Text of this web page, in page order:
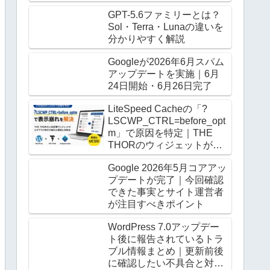
GPT-5.6ファミリーとは？
Sol・Terra・Lunaの違いを
分かりやすく解説
Googleが2026年6月スパム
アップデートを実施｜6月
24日開始・6月26日完了
LiteSpeed Cacheの「?
LSCWP_CTRL=before_opt
m」で原因を特定｜THE
THORのウィジェットがロ
グアウト時だけ崩る
Google 2026年5月コアアッ
プデートが完了｜今回確認
できた事実とサイト運営者
が注目すべきポイント
WordPress 7.0アップデー
ト後に報告されているトラ
ブル情報まとめ｜更新前後
に確認したい不具合と対処